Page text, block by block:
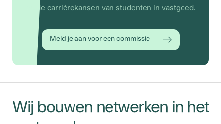
op de carrièrekansen van studenten in vastgoed.
Meld je aan voor een commissie
Wij bouwen netwerken in het